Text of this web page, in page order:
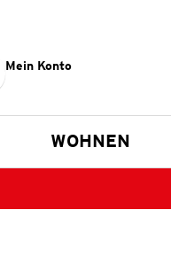
Mein Konto
WOHNEN